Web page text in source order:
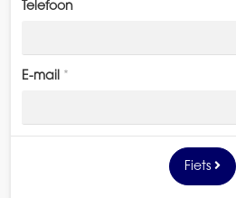
Telefoon
E-mail *
Fiets